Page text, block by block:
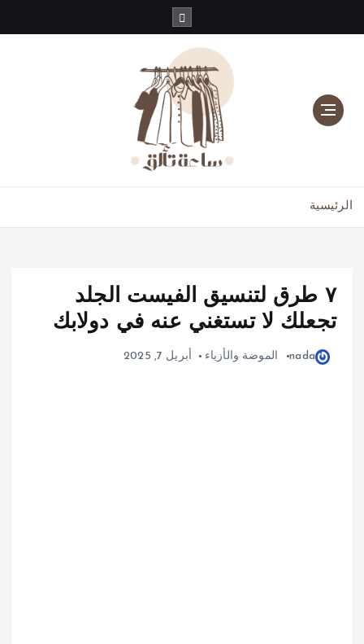
الرئيسية
٧ طرق لتنسيق الفيست الجلد
تجعلك لا تستغني عنه في دولابك
nada الموضة والأزياء أبريل 7, 2025